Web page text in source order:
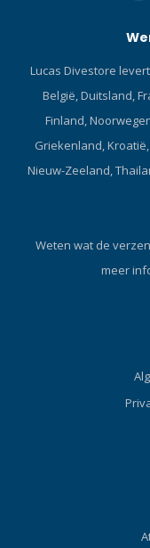
Lucas Divestore
België, Duitsland,
Finland,
Griekenland,
Nieuw-Zeeland,
Weten wat de
meer